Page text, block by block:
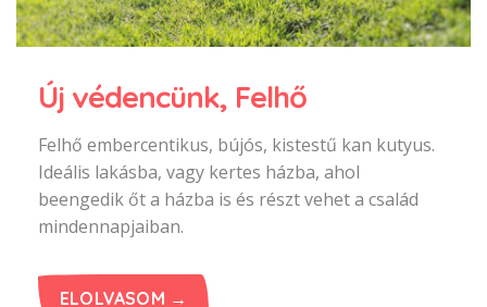
Új védencünk, Felhő
Felhő embercentikus, bújós, kistestű kan kutyus.
Ideális lakásba, vagy kertes házba, ahol
beengedik őt a házba is és részt vehet a család
mindennapjaiban.
ELOLVASOM →